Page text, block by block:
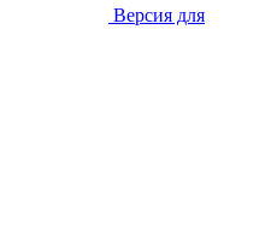
Версия для